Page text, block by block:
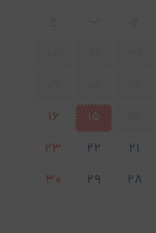
15
16
21
22
23
28
29
30